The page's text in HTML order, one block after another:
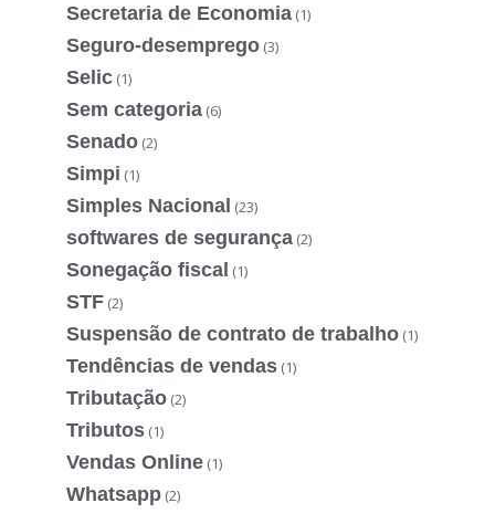
Secretaria de Economia (1)
Seguro-desemprego (3)
Selic (1)
Sem categoria (6)
Senado (2)
Simpi (1)
Simples Nacional (23)
softwares de segurança (2)
Sonegação fiscal (1)
STF (2)
Suspensão de contrato de trabalho (1)
Tendências de vendas (1)
Tributação (2)
Tributos (1)
Vendas Online (1)
Whatsapp (2)